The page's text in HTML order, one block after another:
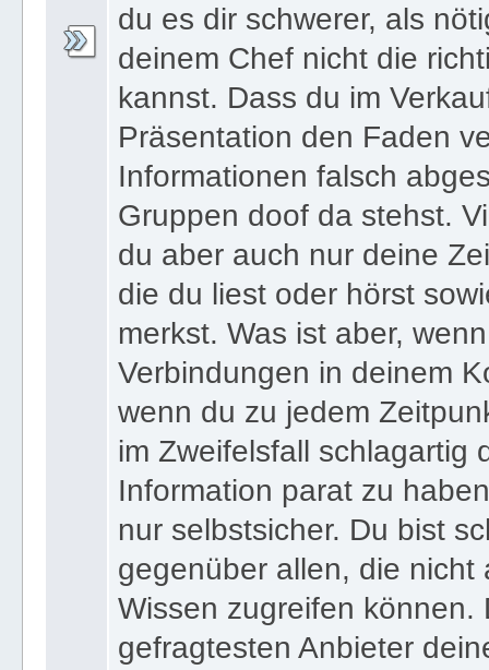
du es dir schwerer, als
deinem Chef nicht die
kannst. Dass du im
Präsentation den Faden
Informationen falsch
Gruppen doof da stehst.
du aber auch nur deine
die du liest oder hörst
merkst. Was ist aber,
Verbindungen in deinem
wenn du zu jedem
im Zweifelsfall schlagartig
Information parat zu
nur selbstsicher. Du bist
gegenüber allen, die nicht
Wissen zugreifen können.
gefragtesten Anbieter